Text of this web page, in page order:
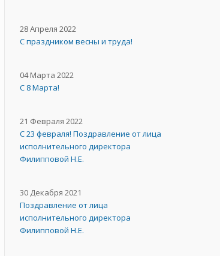
28 Апреля 2022
С праздником весны и труда!
04 Марта 2022
С 8 Марта!
21 Февраля 2022
С 23 февраля! Поздравление от лица
исполнительного директора
Филипповой Н.Е.
30 Декабря 2021
Поздравление от лица
исполнительного директора
Филипповой Н.Е.